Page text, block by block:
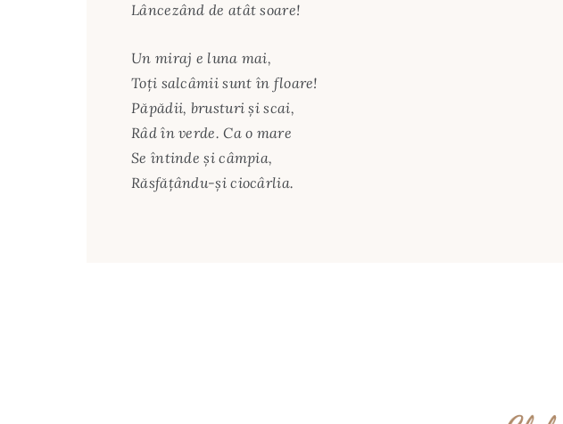
Lâncezând de atât soare!
Un miraj e luna mai,
Toți salcâmii sunt în floare!
Păpădii, brusturi și scai,
Râd în verde. Ca o mare
Se întinde și câmpia,
Răsfățându-și ciocârlia.